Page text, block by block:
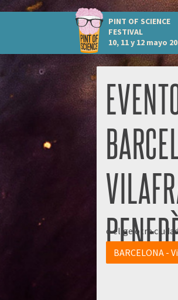
PINT OF SCIENCE
FESTIVAL
10, 11 y 12 mayo
o elige otra
BARCELONA -